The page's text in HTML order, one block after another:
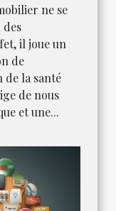
ne se
des
il joue un
de
la santé
de nous
et une...